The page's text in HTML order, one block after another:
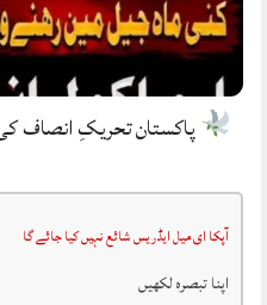
پاکستان تحریکِ انصاف کی
آپکا ای میل ایڈریس شائع نہیں کیا جائے گا
اپنا تبصرہ لکھیں